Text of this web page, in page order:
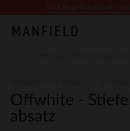
Offwhite -
absatz